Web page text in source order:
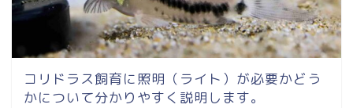
コリドラス飼育に照明（ライト）が必要かどう
かについて分かりやすく説明します。